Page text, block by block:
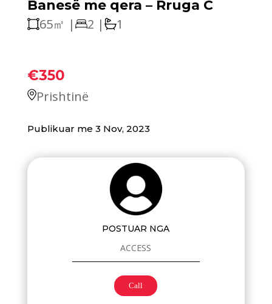
Banesë me qera – Rruga C
65㎡ |
2 | 1
€350
Prishtinë
Publikuar me 3 Nov, 2023
POSTUAR NGA
ACCESS
Call